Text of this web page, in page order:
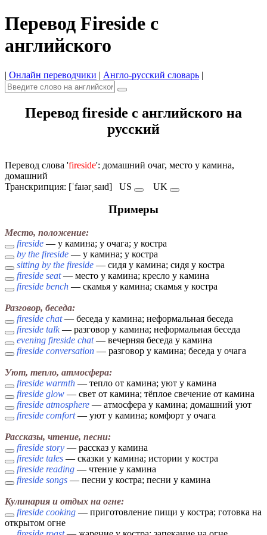
Перевод Fireside с
английского
| Онлайн переводчики | Англо-русский словарь |
Перевод fireside с английского на
русский
Перевод слова 'fireside': домашний очаг, место у камина,
домашний
Транскрипция: [ˈfaɪərˌsaɪd] US UK
Примеры
Место, положение:
fireside — у камина; у очага; у костра
by the fireside — у камина; у костра
sitting by the fireside — сидя у камина; сидя у костра
fireside seat— место у камина; кресло у камина
fireside bench — скамья у камина; скамья у костра
Разговор, беседа:
fireside chat— беседа у камина; неформальная беседа
fireside talk— разговор у камина; неформальная беседа
evening fireside chat— вечерняя беседа у камина
fireside conversation — разговор у камина; беседа у очага
Уют, тепло, атмосфера:
fireside warmth — тепло от камина; уют у камина
fireside glow — свет от камина; тёплое свечение от камина
fireside atmosphere — атмосфера у камина; домашний уют
fireside comfort— уют у камина; комфорт у очага
Рассказы, чтение, песни:
fireside story — рассказ у камина
fireside tales — сказки у камина; истории у костра
fireside reading — чтение у камина
fireside songs — песни у костра; песни у камина
Кулинария и отдых на огне:
fireside cooking — приготовление пищи у костра; готовка на
открытом огне